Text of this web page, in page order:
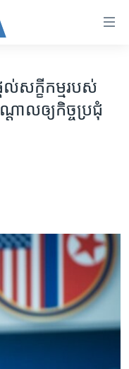
ល់​សក្ខីកម្ម​របស់​
ាល​ឲ្យ​កិច្ច​ប្រជុំ​